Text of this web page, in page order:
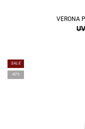
VERONA
SALE
-60%